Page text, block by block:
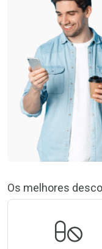
Os melhores